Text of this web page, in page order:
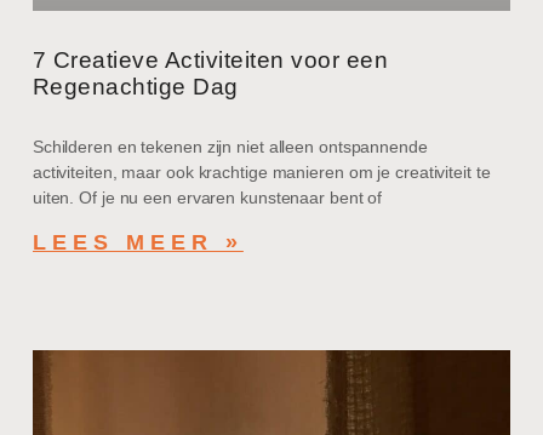
7 Creatieve Activiteiten voor een
Regenachtige Dag
Schilderen en tekenen zijn niet alleen ontspannende
activiteiten, maar ook krachtige manieren om je creativiteit te
uiten. Of je nu een ervaren kunstenaar bent of
LEES MEER »